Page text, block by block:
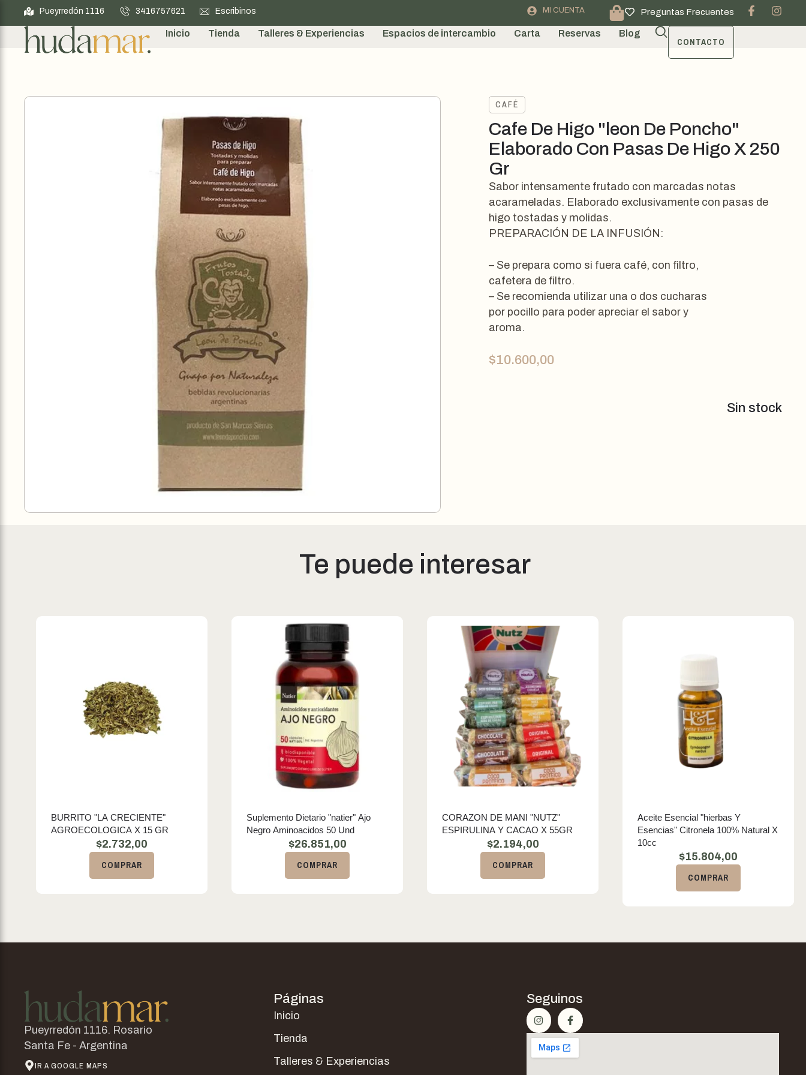
Pueyrredón 1116 3416757621 Escribinos MI CUENTA Preguntas Frecuentes
Inicio Tienda Talleres & Experiencias Espacios de intercambio Carta Reservas Blog
CONTACTO
CAFÉ
Cafe De Higo "leon De Poncho"
Elaborado Con Pasas De Higo X 250
Gr
Sabor intensamente frutado con marcadas notas
acarameladas. Elaborado exclusivamente con pasas de
higo tostadas y molidas.
PREPARACIÓN DE LA INFUSIÓN:
– Se prepara como si fuera café, con filtro,
cafetera de filtro.
– Se recomienda utilizar una o dos cucharas
por pocillo para poder apreciar el sabor y
aroma.
$10.600,00
Sin stock
Te puede interesar
BURRITO "LA CRECIENTE"
AGROECOLOGICA X 15 GR
$2.732,00
COMPRAR
Suplemento Dietario "natier" Ajo
Negro Aminoacidos 50 Und
$26.851,00
COMPRAR
CORAZON DE MANI "NUTZ"
ESPIRULINA Y CACAO X 55GR
$2.194,00
COMPRAR
Aceite Esencial "hierbas Y
Esencias" Citronela 100% Natural X
10cc
$15.804,00
COMPRAR
Pueyrredón 1116. Rosario
Santa Fe - Argentina
IR A GOOGLE MAPS
Páginas
Inicio
Tienda
Talleres & Experiencias
Seguinos